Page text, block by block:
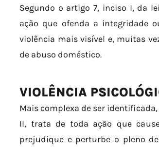
Segundo o artigo 7, inciso I, da
ação que ofenda a integridade
violência mais visível e, muitas
de abuso doméstico.
VIOLÊNCIA
Mais complexa de ser
II, trata de toda ação que
prejudique e perturbe o pleno